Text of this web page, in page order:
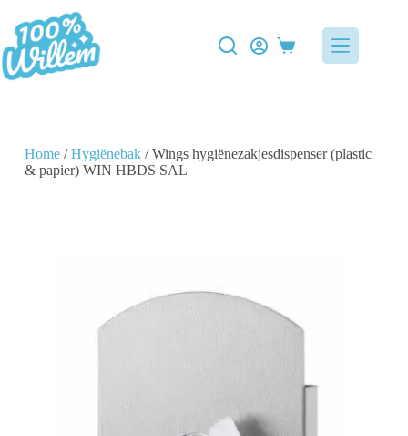
Home/Hygiënebak/ Wings hygiënezakjesdispenser (plastic
& papier) WIN HBDS SAL